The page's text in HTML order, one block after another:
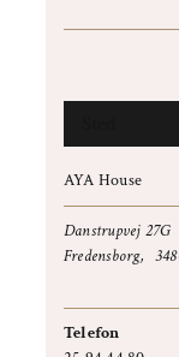
AYA House
Danstrupvej 27G
Fredensborg,
Telefon